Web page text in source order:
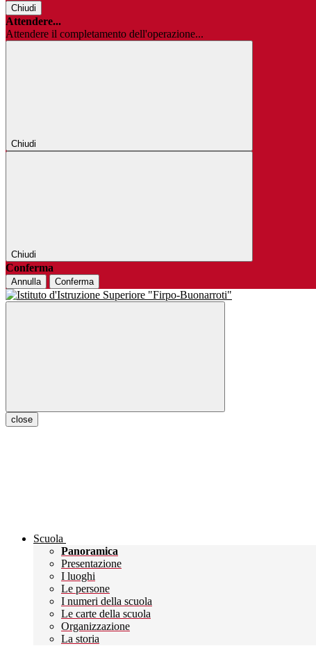
Chiudi
Attendere...
Attendere il completamento dell'operazione...
Chiudi
Chiudi
Conferma
Annulla Conferma
close
Scuola
Panoramica
Presentazione
I luoghi
Le persone
I numeri della scuola
Le carte della scuola
Organizzazione
La storia